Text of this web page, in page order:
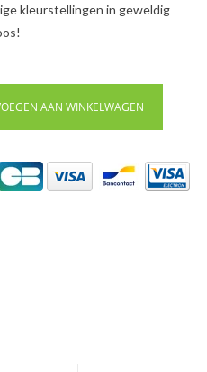
kleurstellingen in geweldig
AAN WINKELWAGEN